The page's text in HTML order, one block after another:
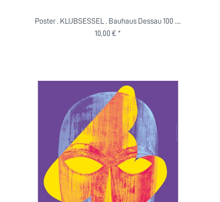
Poster . KLUBSESSEL . Bauhaus Dessau 100 ....
10,00 € *